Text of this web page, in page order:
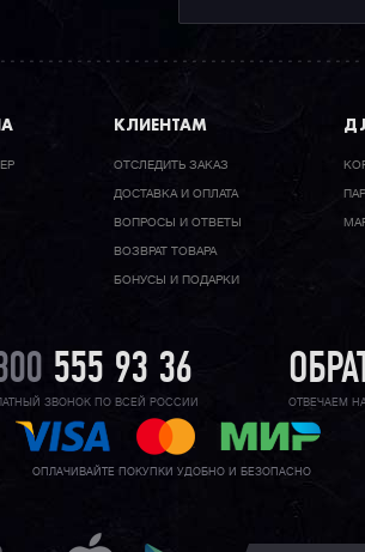
КЛИЕНТАМ
ОТСЛЕДИТЬ ЗАКАЗ
ДОСТАВКА И ОПЛАТА
ВОПРОСЫ И ОТВЕТЫ
ВОЗВРАТ ТОВАРА
БОНУСЫ И ПОДАРКИ
555 93 36
ЗВОНОК ПО ВСЕЙ РОССИИ ОТВЕЧАЕМ
ОПЛАЧИВАЙТЕ ПОКУПКИ УДОБНО И БЕЗОПАСНО